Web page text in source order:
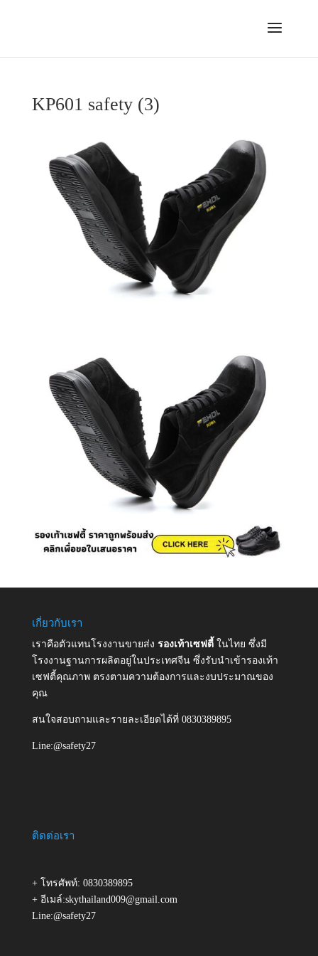
KP601 safety (3)
เกี่ยวกับเรา
เราคือตัวแทนโรงงานขายส่ง รองเท้าเซฟตี้ ในไทย ซึ่งมี
โรงงานฐานการผลิตอยู่ในประเทศจีน ซึ่งรับนำเข้ารองเท้า
เซฟตี้คุณภาพ ตรงตามความต้องการและงบประมาณของ
คุณ
สนใจสอบถามและรายละเอียดได้ที่ 0830389895
Line:@safety27
ติดต่อเรา
+ โทรศัพท์: 0830389895
+ อีเมล์:skythailand009@gmail.com
Line:@safety27